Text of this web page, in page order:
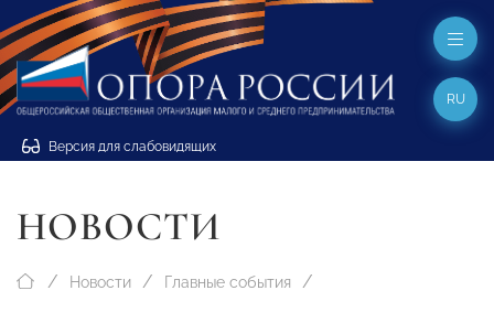
Версия для слабовидящих
RU
НОВОСТИ
Новости Главные события